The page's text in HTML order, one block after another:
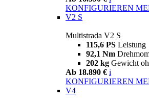
KONFIGURIEREN
V2 S
Multistrada V2 S
115,6 PS Leistung
92,1 Nm
202 kg Gewicht
Ab 18.890 € i
KONFIGURIEREN
V4